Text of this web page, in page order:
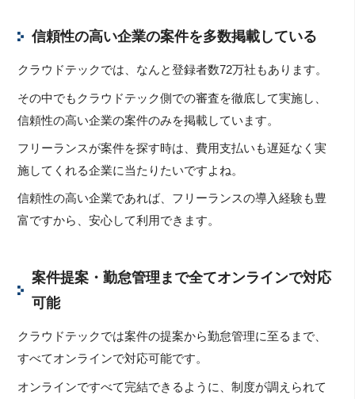
信頼性の高い企業の案件を多数掲載している
クラウドテックでは、なんと登録者数72万社もあります。
その中でもクラウドテック側での審査を徹底して実施し、
信頼性の高い企業の案件のみを掲載しています。
フリーランスが案件を探す時は、費用支払いも遅延なく実
施してくれる企業に当たりたいですよね。
信頼性の高い企業であれば、フリーランスの導入経験も豊
富ですから、安心して利用できます。
案件提案・勤怠管理まで全てオンラインで対応
可能
クラウドテックでは案件の提案から勤怠管理に至るまで、
すべてオンラインで対応可能です。
オンラインですべて完結できるように、制度が調えられて